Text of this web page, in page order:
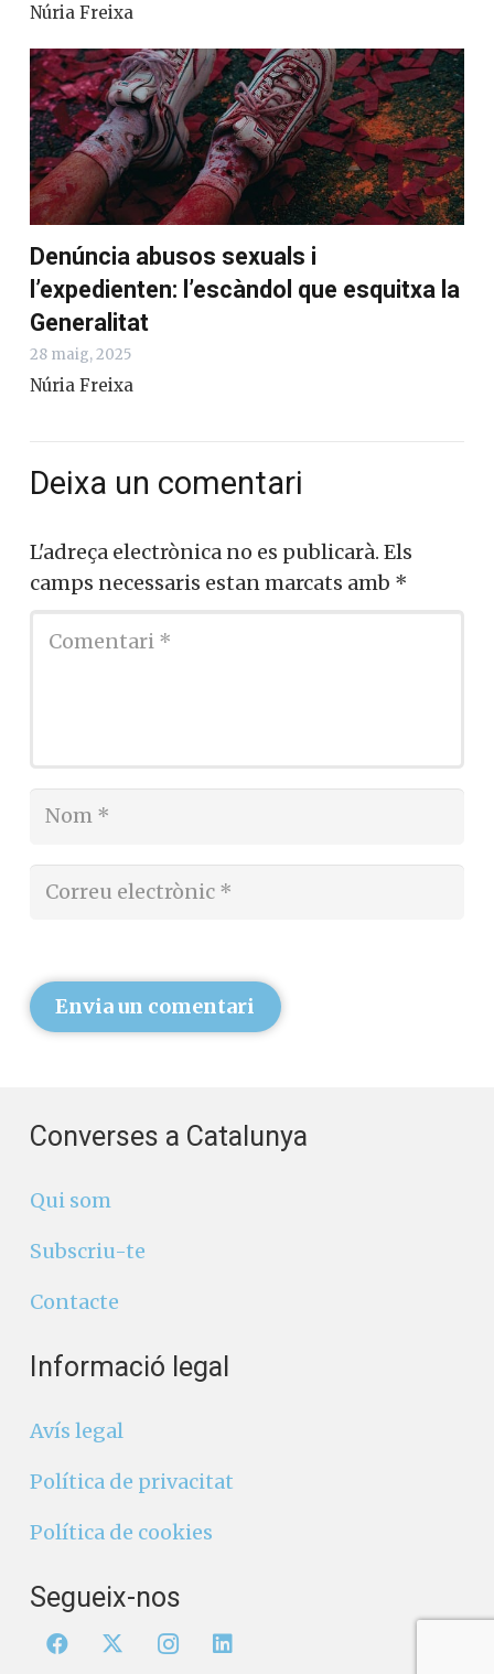
Núria Freixa
Denúncia abusos sexuals i
l’expedienten: l’escàndol que esquitxa la
Generalitat
28 maig, 2025
Núria Freixa
Deixa un comentari
L'adreça electrònica no es publicarà. Els
camps necessaris estan marcats amb *
Envia un comentari
Converses a Catalunya
Qui som
Subscriu-te
Contacte
Informació legal
Avís legal
Política de privacitat
Política de cookies
Segueix-nos